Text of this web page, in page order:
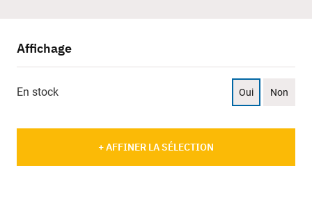
Affichage
En stock Oui Non
+ AFFINER LA SÉLECTION